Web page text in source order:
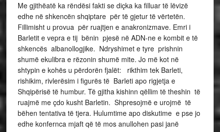
Me gjithëatë ka rëndësi fakti se diçka ka filluar të lëvizë
edhe në shkencën shqiptare për të gjetur të vërtetën.
Fillimisht u provua për ruajtjen e anakronizmave. Emri i
Barletit e vepra e tij bënin pjesë në ADN-ne e kombit e të
shkencës albanollogjike. Ndryshimet e tyre prishnin
shumë ekulibra e rëzonin shumë mite. Jo më kot në
shtypin e kohës u përdorën fjalët: rikthim tek Barleti,
rishikim, rivlerësim i figurës të Barleti apo rigjetja e
Shqipërisë të humbur. Të gjitha kishinn qëllim të theshin të
ruajmë me çdo kusht Barletin. Shpresojmë e urojmë të
bëhen tentativa të tjera. Hulumtime apo diskutime e pse jo
edhe konfernca mjaft që të mos anullohen pasi janë